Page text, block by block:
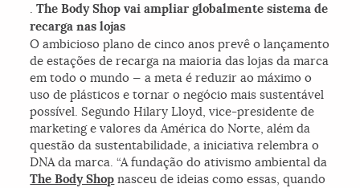
.The Body Shop vai ampliar globalmente sistema de
recarga nas lojas
O ambicioso plano de cinco anos prevê o lançamento
de estações de recarga na maioria das lojas da marca
em todo o mundo — a meta é reduzir ao máximo o
uso de plásticos e tornar o negócio mais sustentável
possível. Segundo Hilary Lloyd, vice-presidente de
marketing e valores da América do Norte, além da
questão da sustentabilidade, a iniciativa relembra o
DNA da marca. “A fundação do ativismo ambiental da
The Body Shop nasceu de ideias como essas, quando